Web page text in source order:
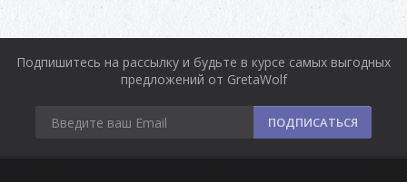
Подпишитесь на рассылку и будьте в курсе самых выгодных
предложений от GretaWolf
ПОДПИСАТЬСЯ